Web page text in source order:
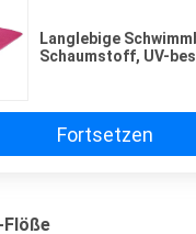
Langlebige
Schaumstoff, UV-
Fortsetzen